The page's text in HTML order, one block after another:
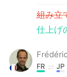
組み立
仕上げ
FR JP